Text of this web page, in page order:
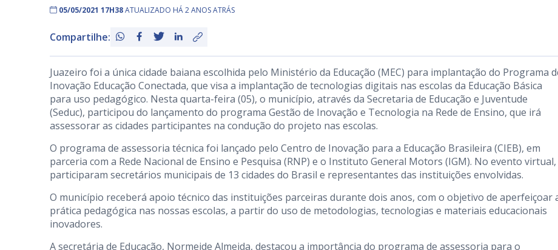
05/05/2021 17H38ATUALIZADO HÁ 2 ANOS ATRÁS
Compartilhe:
Juazeiro foi a única cidade baiana escolhida pelo Ministério da Educação (MEC) para implantação do Programa
Inovação Educação Conectada, que visa a implantação de tecnologias digitais nas escolas da Educação Básica
para uso pedagógico. Nesta quarta-feira (05), o município, através da Secretaria de Educação e Juventude
(Seduc), participou do lançamento do programa Gestão de Inovação e Tecnologia na Rede de Ensino, que irá
assessorar as cidades participantes na condução do projeto nas escolas.
O programa de assessoria técnica foi lançado pelo Centro de Inovação para a Educação Brasileira (CIEB), em
parceria com a Rede Nacional de Ensino e Pesquisa (RNP) e o Instituto General Motors (IGM). No evento virtual,
participaram secretários municipais de 13 cidades do Brasil e representantes das instituições envolvidas.
O município receberá apoio técnico das instituições parceiras durante dois anos, com o objetivo de aperfeiçoar
prática pedagógica nas nossas escolas, a partir do uso de metodologias, tecnologias e materiais educacionais
inovadores.
A secretária de Educação, Normeide Almeida, destacou a importância do programa de assessoria para o